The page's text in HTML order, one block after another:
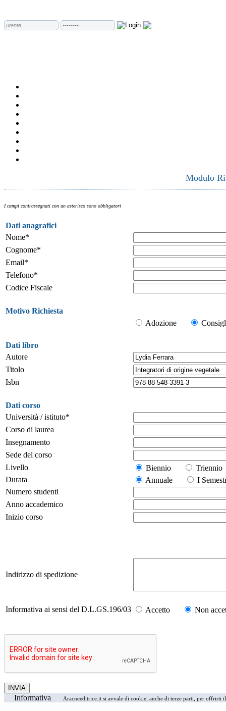
Modulo
I campi contrassegnati con un asterisco sono obbligatori
Dati anagrafici
Nome*
Cognome*
Email*
Telefono*
Codice Fiscale
Motivo Richiesta
Adozione
Dati libro
Autore
Titolo
Isbn
Dati corso
Università / istituto*
Corso di laurea
Insegnamento
Sede del corso
Livello
Biennio
Durata
Annuale
I
Numero studenti
Anno accademico
Inizio corso
Indirizzo di spedizione
Informativa ai sensi del D.L.GS.196/03 Accetto Non
Informativa Aracneeditrice.it si avvale di cookie, anche di terze parti, per